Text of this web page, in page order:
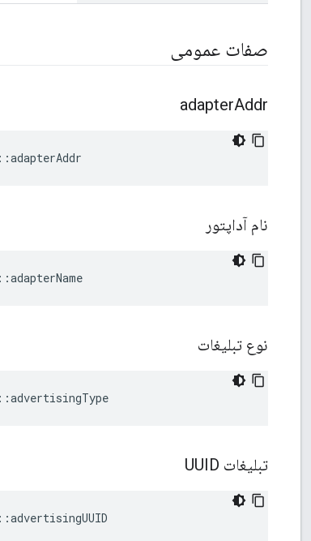
صفات عمومی
adapterAddr
نام آداپتور
نوع تبلیغات
تبلیغات UUID